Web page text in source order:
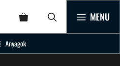
MENU
Anyagok